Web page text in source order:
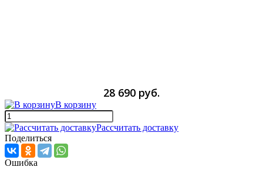
28 690 руб.
В корзину
Рассчитать доставку
Поделиться
Ошибка